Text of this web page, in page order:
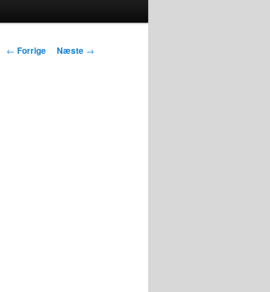
Indlægsnavigation
← Forrige Næste →